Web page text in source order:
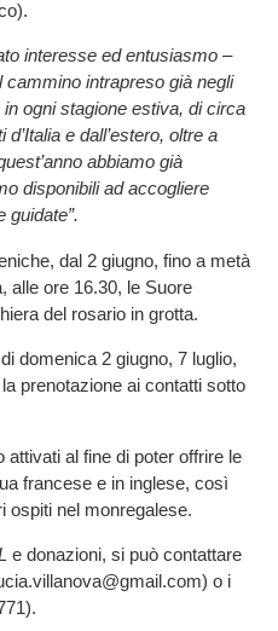
interesse ed entusiasmo –
cammino intrapreso già negli
ogni stagione estiva, di circa
e dall’estero, oltre a
abbiamo già
disponibili ad accogliere
guidate”.
dal 2 giugno, fino a metà
alle ore 16.30, le Suore
del rosario in grotta.
domenica 2 giugno, 7 luglio,
prenotazione ai contatti sotto
attivati al fine di poter offrire le
francese e in inglese, così
ospiti nel monregalese.
e donazioni, si può contattare
o i